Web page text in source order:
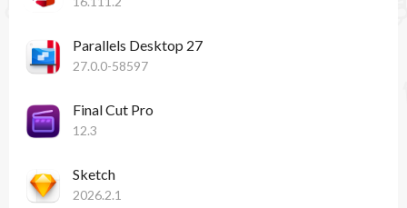
Parallels Desktop 27
27.0.0-58597
Final Cut Pro
12.3
Sketch
2026.2.1